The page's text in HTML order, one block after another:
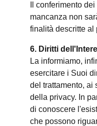
Il conferimento
mancanza non
finalità descritte al
6. Diritti
La informiamo,
esercitare i Suoi
del trattamento, ai
della privacy. In
di conoscere
che possono